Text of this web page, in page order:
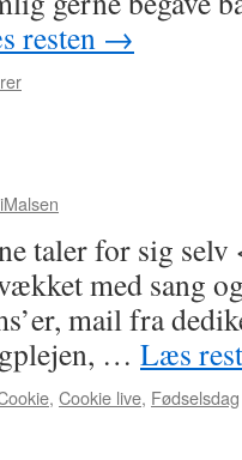
resten →
taler for sig selv
med sang
mail fra
… Læs
, Cookie live, Fødselsdag